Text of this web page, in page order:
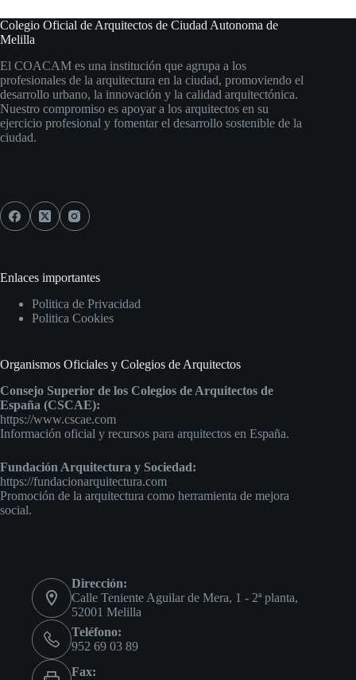
Colegio Oficial de Arquitectos de Ciudad Autonoma de
Melilla
El COACAM es una institución que agrupa a los
profesionales de la arquitectura en la ciudad, promoviendo el
desarrollo urbano, la innovación y la calidad arquitectónica.
Nuestro compromiso es apoyar a los arquitectos en su
ejercicio profesional y fomentar el desarrollo sostenible de la
ciudad.
Enlaces importantes
Politica de Privacidad
Politica Cookies
Organismos Oficiales y Colegios de Arquitectos
Consejo Superior de los Colegios de Arquitectos de
España (CSCAE):
https://www.cscae.com
Información oficial y recursos para arquitectos en España.
Fundación Arquitectura y Sociedad:
https://fundacionarquitectura.com
Promoción de la arquitectura como herramienta de mejora
social.
Dirección:
Calle Teniente Aguilar de Mera, 1 - 2ª planta,
52001 Melilla
Teléfono:
952 69 03 89
Fax: